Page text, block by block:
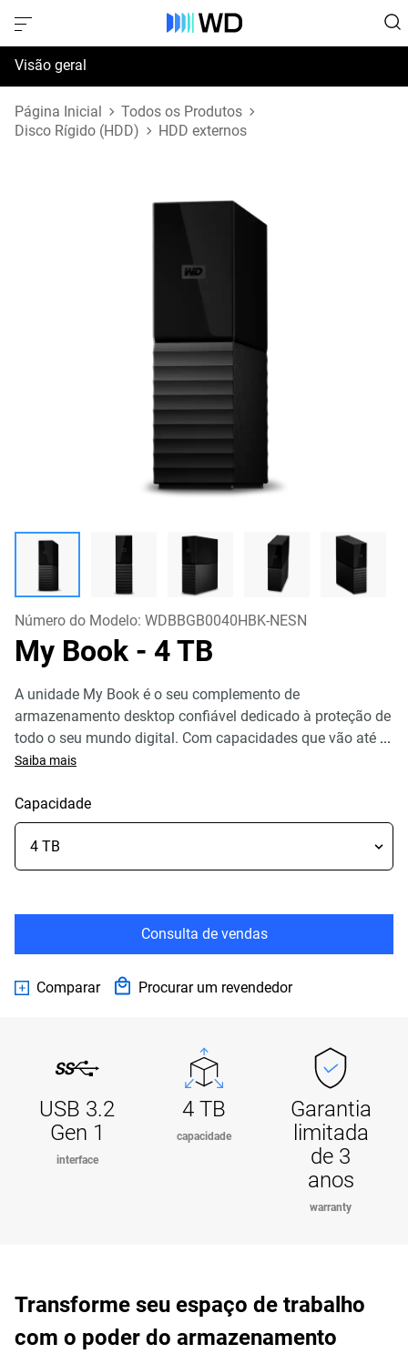
Visão geral
Especificações
Página Inicial
Todos os Produtos
Disco Rígido (HDD)
HDD externos
Número do Modelo: WDBBGB0040HBK-NESN
My Book - 4 TB
A unidade My Book é o seu complemento de
armazenamento desktop confiável dedicado à proteção de
todo o seu mundo digital. Com capacidades que vão até ...
Saiba mais
Capacidade
Consulta de vendas
Comparar Procurar um revendedor
USB 3.2
Gen 1
interface
4 TB
capacidade
Garantia
limitada
de 3
anos
warranty
Transforme seu espaço de trabalho
com o poder do armazenamento